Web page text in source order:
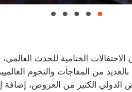
2020 دبي» أن الاحتفالات الختامية للحدث
من المفاجآت والنجوم
الدولي الكثير من العروض،